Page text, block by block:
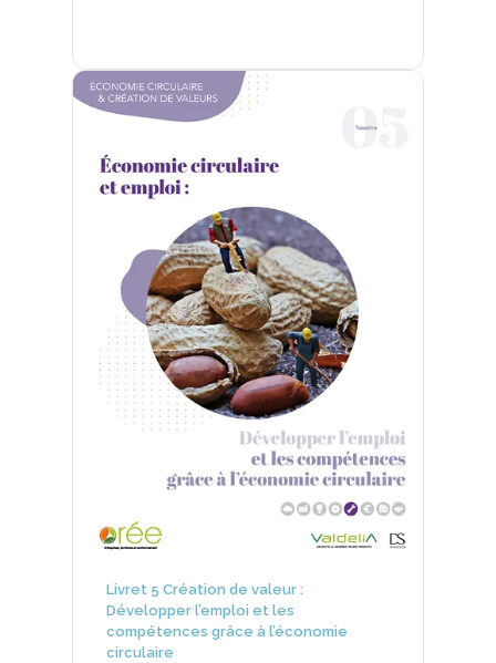
Livret 5 Création de valeur :
Développer l’emploi et les
compétences grâce à l’économie
circulaire